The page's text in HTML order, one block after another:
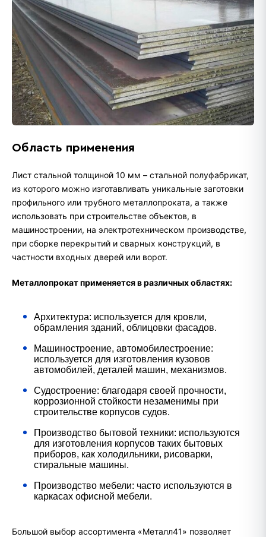
Область применения
Лист стальной толщиной 10 мм – стальной полуфабрикат,
из которого можно изготавливать уникальные заготовки
профильного или трубного металлопроката, а также
использовать при строительстве объектов, в
машиностроении, на электротехническом производстве,
при сборке перекрытий и сварных конструкций, в
частности входных дверей или ворот.
Металлопрокат применяется в различных областях:
Архитектура: используется для кровли,
обрамления зданий, облицовки фасадов.
Машиностроение, автомобилестроение:
используется для изготовления кузовов
автомобилей, деталей машин, механизмов.
Судостроение: благодаря своей прочности,
коррозионной стойкости незаменимы при
строительстве корпусов судов.
Производство бытовой техники: используются
для изготовления корпусов таких бытовых
приборов, как холодильники, рисоварки,
стиральные машины.
Производство мебели: часто используются в
каркасах офисной мебели.
Большой выбор ассортимента «Металл41» позволяет